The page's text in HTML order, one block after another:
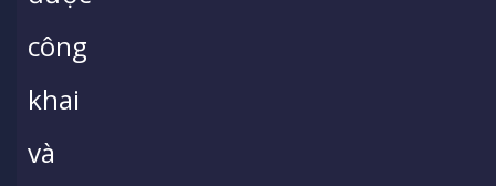
công
khai
và